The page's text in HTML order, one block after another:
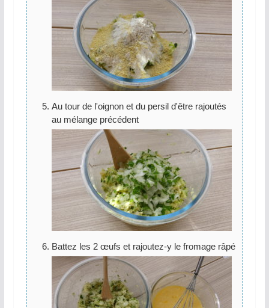
Au tour de l'oignon et du persil d'être rajoutés
au mélange précédent
Battez les 2 œufs et rajoutez-y le fromage râpé